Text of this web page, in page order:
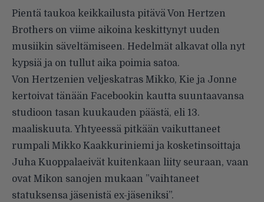
Pientä taukoa keikkailusta pitävä Von Hertzen
Brothers on viime aikoina keskittynyt uuden
musiikin säveltämiseen. Hedelmät alkavat olla nyt
kypsiä ja on tullut aika poimia satoa.
Von Hertzenien veljeskatras Mikko, Kie ja Jonne
kertoivat tänään Facebookin kautta suuntaavansa
studioon tasan kuukauden päästä, eli 13.
maaliskuuta. Yhtyeessä pitkään vaikuttaneet
rumpali Mikko Kaakkuriniemi ja kosketinsoittaja
Juha Kuoppalaeivät kuitenkaan liity seuraan, vaan
ovat Mikon sanojen mukaan ”vaihtaneet
statuksensa jäsenistä ex-jäseniksi”.